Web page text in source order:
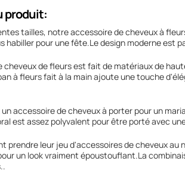
produit:
tailles, notre accessoire de cheveux à
habiller pour une fête.Le design moderne est
cheveux de fleurs est fait de matériaux de
à fleurs fait à la main ajoute une touche
accessoire de cheveux à porter pour un
est assez polyvalent pour être porté avec
prendre leur jeu d'accessoires de cheveux
un look vraiment époustouflant.La